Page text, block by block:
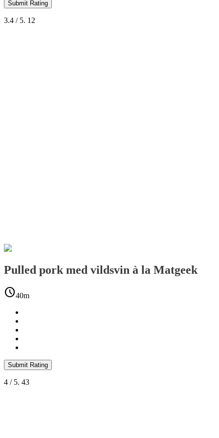
Submit Rating
3.4 / 5. 12
Pulled pork med vildsvin à la Matgeek
schedule40m
Submit Rating
4 / 5. 43